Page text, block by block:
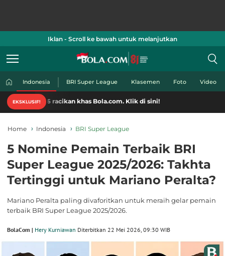
Iklan - Scroll ke bawah untuk melanjutkan
Indonesia BRI Super League Klasemen Foto Video
EKSKLUSIF!
racikan khas Bola.com. Klik di sini!
Home Indonesia BRI Super League
5 Nomine Pemain Terbaik BRI
Super League 2025/2026: Takhta
Tertinggi untuk Mariano Peralta?
Mariano Peralta paling divaforitkan untuk meraih gelar pemain
terbaik BRI Super League 2025/2026.
BolaCom | Hery Kurniawan Diterbitkan 22 Mei 2026, 09:30 WIB